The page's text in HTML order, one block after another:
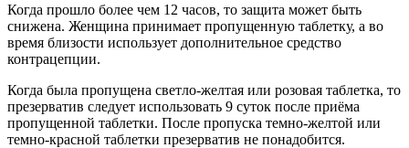
Когда прошло более чем 12 часов, то защита может быть
снижена. Женщина принимает пропущенную таблетку, а во
время близости использует дополнительное средство
контрацепции.
Когда была пропущена светло-желтая или розовая таблетка, то
презерватив следует использовать 9 суток после приёма
пропущенной таблетки. После пропуска темно-желтой или
темно-красной таблетки презерватив не понадобится.